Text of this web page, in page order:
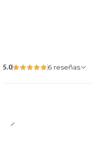
5.0 6 reseñas